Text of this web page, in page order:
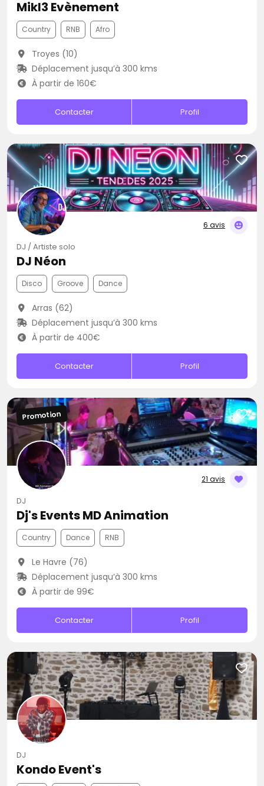
Mikl3 Evènement
Country RNB Afro
Troyes (10)
Déplacement jusqu’à 300 kms
À partir de 160€
Contacter Profil
6 avis
DJ / Artiste solo
DJ Néon
Disco Groove Dance
Arras (62)
Déplacement jusqu’à 300 kms
À partir de 400€
Contacter Profil
21 avis
Promotion
DJ
Dj's Events MD Animation
Country Dance RNB
Le Havre (76)
Déplacement jusqu’à 300 kms
À partir de 99€
Contacter Profil
DJ
Kondo Event's